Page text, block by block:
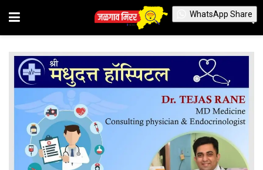
WhatsApp Share